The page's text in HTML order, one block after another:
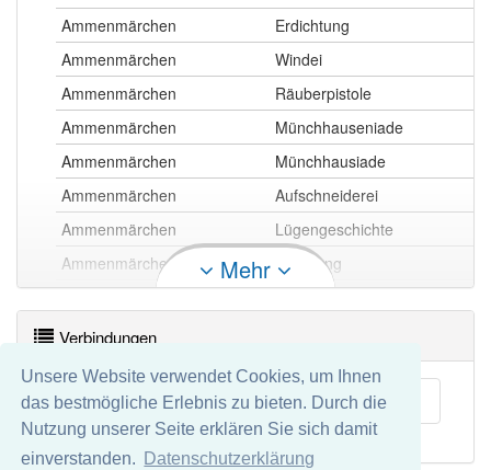
Unsere Website verwendet Cookies, um Ihnen
das bestmögliche Erlebnis zu bieten. Durch die
Nutzung unserer Seite erklären Sie sich damit
einverstanden.
Datenschutzerklärung
Ammenmärchen
Erdichtung
Ammenmärchen
Windei
Ammenmärchen
Räuberpistole
Ammenmärchen
Münchhauseniade
Ammenmärchen
Münchhausiade
Ammenmärchen
Aufschneiderei
Ammenmärchen
Lügengeschichte
Ammenmärchen
Erfindung
Ammenmärchen
Ammenmärchen
Bluff
Ammenmärchen
Schwindelei
Ammenmärchen
Schwindel
Mehr
Verbindungen
Gegenwart